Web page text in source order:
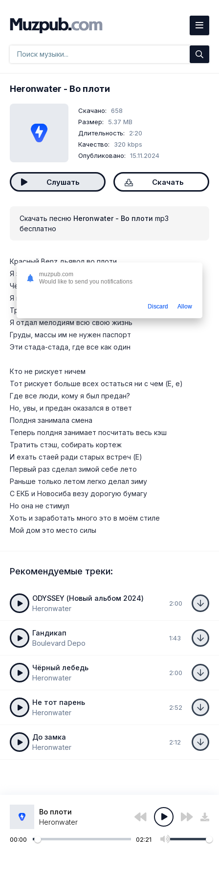
Heronwater - Во плоти
Скачано:
658
Размер:
5.37 MB
Длительность:
2:20
Качество:
320 kbps
Опубликовано:
15.11.2024
Слушать Скачать
Скачать песню Heronwater - Во плоти mp3
бесплатно
Красный Benz дьявол во плоти
Я забрал сезон MVP
Чёрный Range, салон VIP
Я в большой России, меня не найти
Труд и хасл в худи Crystal Castles
Я отдал мелодиям всю свою жизнь
Груды, массы им не нужен паспорт
Эти стада-стада, где все как один
Кто не рискует ничем
Тот рискует больше всех остаться ни с чем (Е, е)
Где все люди, кому я был предан?
Но, увы, и предан оказался в ответ
Полдня занимала смена
Теперь полдня занимает посчитать весь кэш
Тратить стэш, собирать кортеж
И ехать стаей ради старых встреч (Е)
Первый раз сделал зимой себе лето
Раньше только летом легко делал зиму
С ЕКБ и Новосиба везу дорогую бумагу
Но она не стимул
Хоть и заработать много это в моём стиле
Мой дом это место силы
Рекомендуемые треки:
ODYSSEY (Новый альбом 2024)
Heronwater
2:00
Гандикап
Boulevard Depo
1:43
Чёрный лебедь
Heronwater
2:00
Не тот парень
Heronwater
2:52
До замка
Heronwater
2:12
Во плоти
Heronwater
00:00 02:21
muzpub.com
Would like to send you notifications
Discard Allow